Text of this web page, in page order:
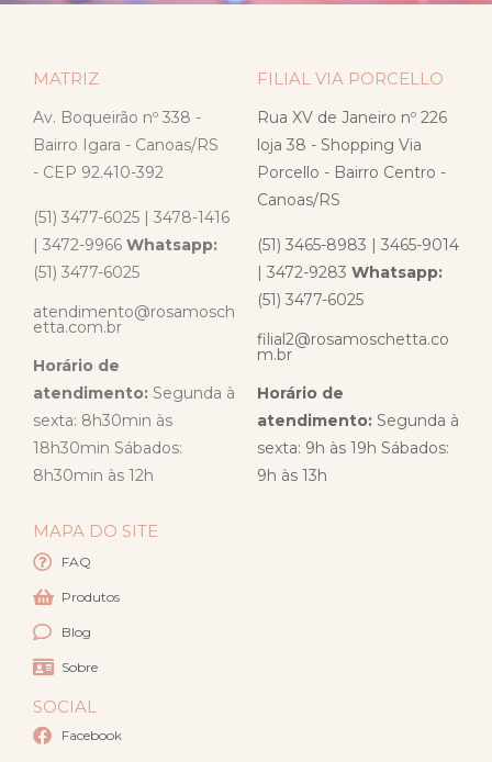
MATRIZ
Av. Boqueirão nº 338 -
Bairro Igara - Canoas/RS
- CEP 92.410-392
(51) 3477-6025 | 3478-1416
| 3472-9966 Whatsapp:
(51) 3477-6025
atendimento@rosamosch
etta.com.br
Horário de
atendimento: Segunda à
sexta: 8h30min às
18h30min Sábados:
8h30min às 12h
FILIAL VIA PORCELLO
Rua XV de Janeiro nº 226
loja 38 - Shopping Via
Porcello - Bairro Centro -
Canoas/RS
(51) 3465-8983 | 3465-9014
| 3472-9283 Whatsapp:
(51) 3477-6025
filial2@rosamoschetta.co
m.br
Horário de
atendimento: Segunda à
sexta: 9h às 19h Sábados:
9h às 13h
MAPA DO SITE
FAQ
Produtos
Blog
Sobre
SOCIAL
Facebook